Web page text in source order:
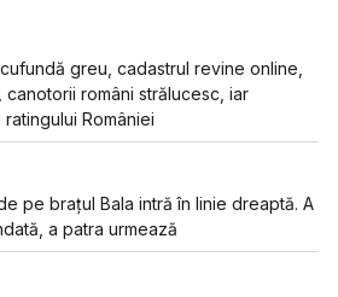
greu, cadastrul revine online,
români strălucesc, iar
României
pe brațul Bala intră în linie dreaptă. A
a patra urmează